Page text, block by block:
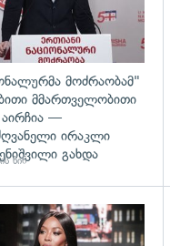
მოძრაობამ"
მმართველობითი
აირჩია —
ირაკლი
გახდა
წინ